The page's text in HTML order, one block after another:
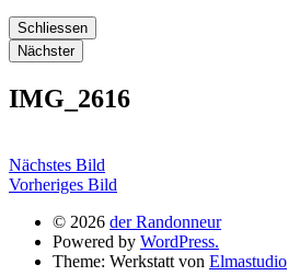
Schliessen
Nächster
IMG_2616
Nächstes Bild
Vorheriges Bild
© 2026 der Randonneur
Powered by WordPress.
Theme: Werkstatt von Elmastudio